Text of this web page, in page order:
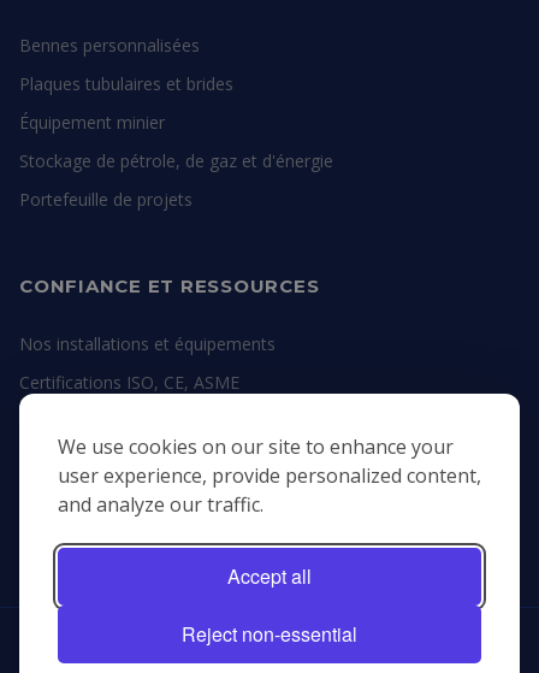
We use cookies on our site to enhance your
user experience, provide personalized content,
and analyze our traffic.
Accept all
Reject non-essential
Bennes personnalisées
Plaques tubulaires et brides
Équipement minier
Stockage de pétrole, de gaz et d'énergie
Portefeuille de projets
CONFIANCE ET RESSOURCES
Nos installations et équipements
Certifications ISO, CE, ASME
Fiches techniques des matériaux
Copyright &copy; 2026, Openex Metal Fabrication. Tous les